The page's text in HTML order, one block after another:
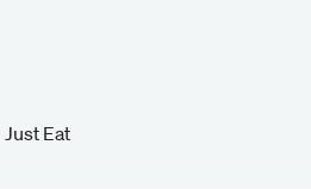
Just Eat